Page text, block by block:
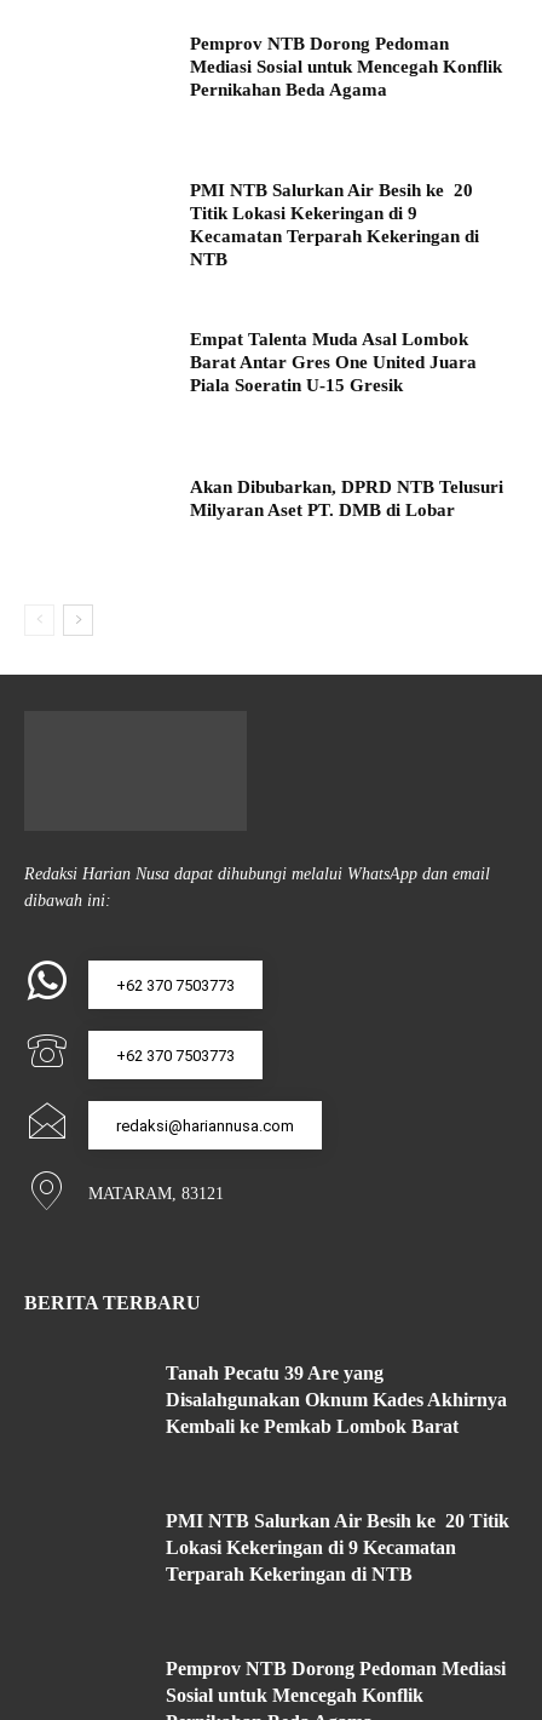
Pemprov NTB Dorong Pedoman
Mediasi Sosial untuk Mencegah Konflik
Pernikahan Beda Agama
PMI NTB Salurkan Air Besih ke 20
Titik Lokasi Kekeringan di 9
Kecamatan Terparah Kekeringan di
NTB
Empat Talenta Muda Asal Lombok
Barat Antar Gres One United Juara
Piala Soeratin U-15 Gresik
Akan Dibubarkan, DPRD NTB Telusuri
Milyaran Aset PT. DMB di Lobar
Redaksi Harian Nusa dapat dihubungi melalui WhatsApp dan email
dibawah ini:
+62 370 7503773
+62 370 7503773
redaksi@hariannusa.com
MATARAM, 83121
BERITA TERBARU
Tanah Pecatu 39 Are yang
Disalahgunakan Oknum Kades Akhirnya
Kembali ke Pemkab Lombok Barat
PMI NTB Salurkan Air Besih ke 20 Titik
Lokasi Kekeringan di 9 Kecamatan
Terparah Kekeringan di NTB
Pemprov NTB Dorong Pedoman Mediasi
Sosial untuk Mencegah Konflik